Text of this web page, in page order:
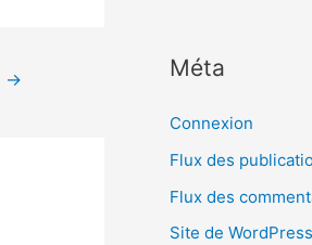
→ Méta
Connexion
Flux des
Flux des
Site de